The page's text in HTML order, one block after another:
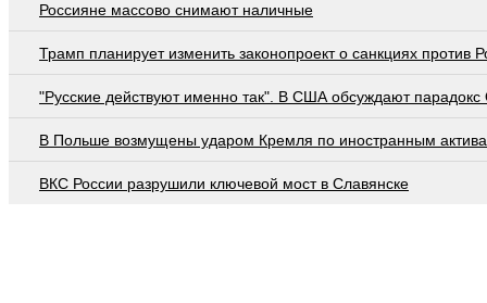
Россияне массово снимают наличные
Трамп планирует изменить законопроект о санкциях против
"Русские действуют именно так". В США обсуждают парадокс
В Польше возмущены ударом Кремля по иностранным
ВКС России разрушили ключевой мост в Славянске